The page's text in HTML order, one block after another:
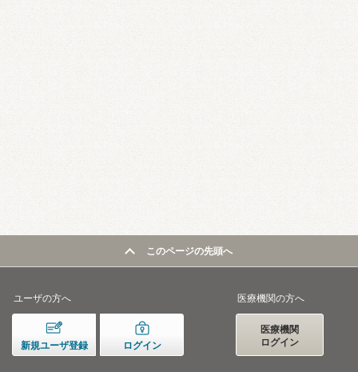
このページの先頭へ
ユーザの方へ
新規ユーザ登録 ログイン
医療機関の方へ
医療機関
ログイン